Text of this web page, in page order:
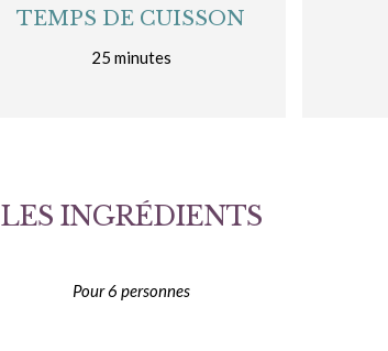
TEMPS DE CUISSON
25 minutes
LES INGRÉDIENTS
Pour 6 personnes